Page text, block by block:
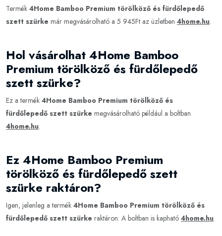
Termék 4Home Bamboo Premium törölköző és fürdőlepedő
szett szürke már megvásárolható a 5 945Ft az üzletben 4home.hu.
Hol vásárolhat 4Home Bamboo
Premium törölköző és fürdőlepedő
szett szürke?
Ez a termék 4Home Bamboo Premium törölköző és
fürdőlepedő szett szürke megvásárolható például a boltban
4home.hu.
Ez 4Home Bamboo Premium
törölköző és fürdőlepedő szett
szürke raktáron?
Igen, jelenleg a termék 4Home Bamboo Premium törölköző és
fürdőlepedő szett szürke raktáron. A boltban is kapható 4home.hu.